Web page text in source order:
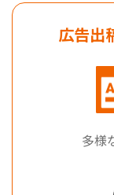
広告出
多様